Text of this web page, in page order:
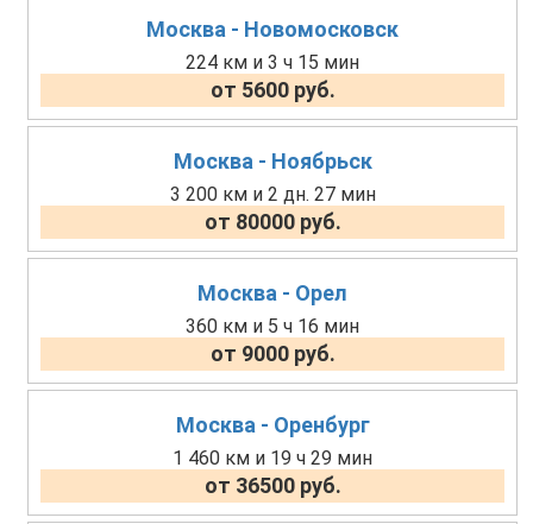
Москва - Новомосковск
224 км и 3 ч 15 мин
от 5600 руб.
Москва - Ноябрьск
3 200 км и 2 дн. 27 мин
от 80000 руб.
Москва - Орел
360 км и 5 ч 16 мин
от 9000 руб.
Москва - Оренбург
1 460 км и 19 ч 29 мин
от 36500 руб.